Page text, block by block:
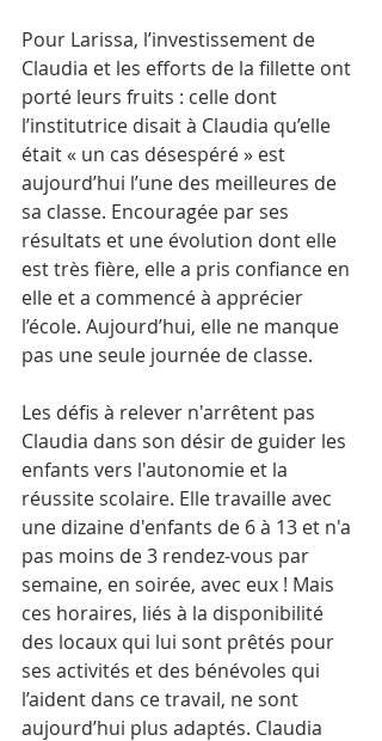
Pour Larissa, l’investissement de
Claudia et les efforts de la fillette ont
porté leurs fruits : celle dont
l’institutrice disait à Claudia qu’elle
était « un cas désespéré » est
aujourd’hui l’une des meilleures de
sa classe. Encouragée par ses
résultats et une évolution dont elle
est très fière, elle a pris confiance en
elle et a commencé à apprécier
l’école. Aujourd’hui, elle ne manque
pas une seule journée de classe.
Les défis à relever n'arrêtent pas
Claudia dans son désir de guider les
enfants vers l'autonomie et la
réussite scolaire. Elle travaille avec
une dizaine d'enfants de 6 à 13 et n'a
pas moins de 3 rendez-vous par
semaine, en soirée, avec eux ! Mais
ces horaires, liés à la disponibilité
des locaux qui lui sont prêtés pour
ses activités et des bénévoles qui
l’aident dans ce travail, ne sont
aujourd’hui plus adaptés. Claudia